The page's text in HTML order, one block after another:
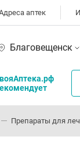
аптек
Благовещенск
Препараты для